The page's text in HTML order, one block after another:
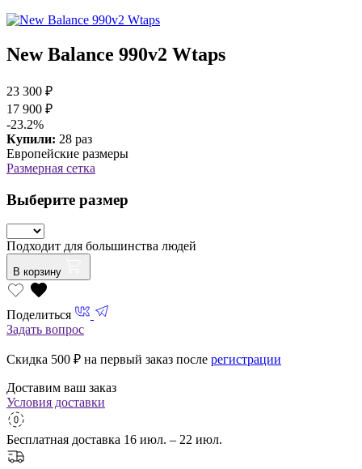
New Balance 990v2 Wtaps
23 300 ₽
17 900 ₽
-23.2%
Купили: 28 раз
Европейские размеры
Размерная сетка
Выберите размер
Подходит для большинства людей
В корзину
Поделиться
Задать вопрос
Скидка 500 ₽ на первый заказ после регистрации
Доставим ваш заказ
Условия доставки
Бесплатная доставка 16 июл. – 22 июл.